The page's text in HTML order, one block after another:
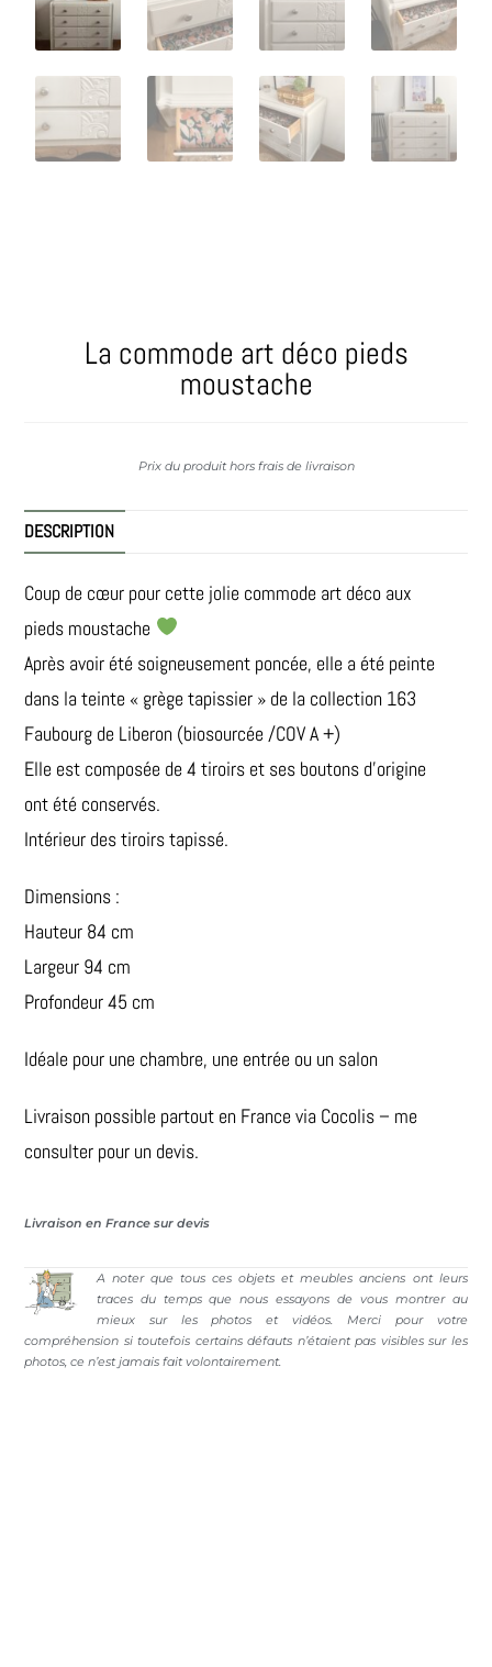
La commode art déco pieds
moustache
Prix du produit hors frais de livraison
DESCRIPTION
Coup de cœur pour cette jolie commode art déco aux
pieds moustache
Après avoir été soigneusement poncée, elle a été peinte
dans la teinte « grège tapissier » de la collection 163
Faubourg de Liberon (biosourcée /COV A +)
Elle est composée de 4 tiroirs et ses boutons d’origine
ont été conservés.
Intérieur des tiroirs tapissé.
Dimensions :
Hauteur 84 cm
Largeur 94 cm
Profondeur 45 cm
Idéale pour une chambre, une entrée ou un salon
Livraison possible partout en France via Cocolis – me
consulter pour un devis.
Livraison en France sur devis
A noter que tous ces objets et meubles anciens ont leurs
traces du temps que nous essayons de vous montrer au
mieux sur les photos et vidéos. Merci pour votre
compréhension si toutefois certains défauts n’étaient pas visibles sur les
photos, ce n’est jamais fait volontairement.